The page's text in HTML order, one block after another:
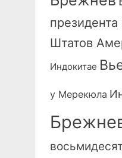
Штатов
Индокитае
у Мерекюла